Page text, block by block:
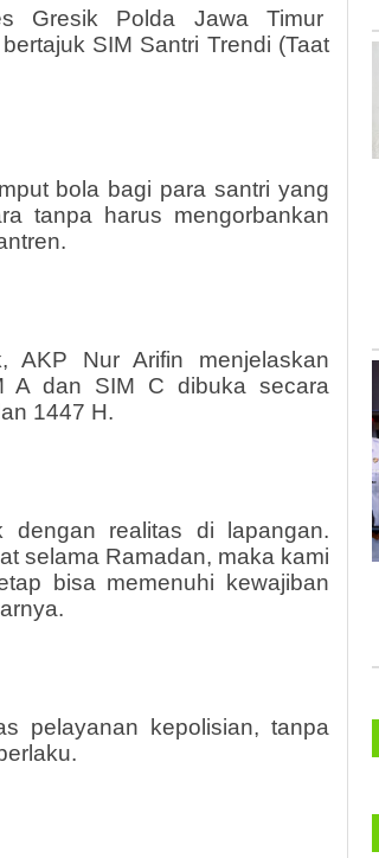
Gresik Polda Jawa Timur
SIM Santri Trendi (Taat
bola bagi para santri yang
tanpa harus mengorbankan
AKP Nur Arifin menjelaskan
A dan SIM C dibuka secara
1447 H.
dengan realitas di lapangan.
selama Ramadan, maka kami
bisa memenuhi kewajiban
pelayanan kepolisian, tanpa